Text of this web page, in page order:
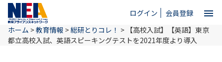
ログイン 会員登録 menu
ホーム >教育情報 >総研とりコレ！ > 【高校入試】【英語】東京
都立高校入試、英語スピーキングテストを2021年度より導入